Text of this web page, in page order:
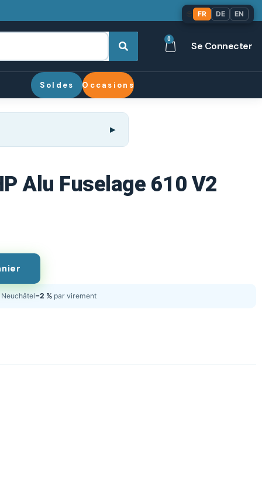
0
Se Connecter
Soldes Occasions
Alu Fuselage 610 V2
Neuchâtel−2 % par virement
FR DE EN